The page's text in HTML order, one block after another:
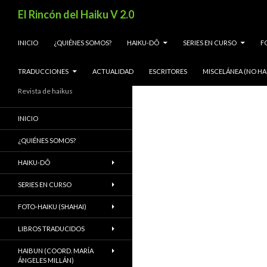
El Rincón del Haiku V 2.0
INICIO
¿QUIÉNES SOMOS? HAIKU-DÔ SERIES EN CURSO
TRADUCCIONES ACTUALIDAD ESCRITORES MISCELÁNEA (NO
Revista de haikus
INICIO
¿QUIÉNES SOMOS?
HAIKU-DÔ
SERIES EN CURSO
FOTO-HAIKU (SHAHAI)
LIBROS TRADUCIDOS
HAIBUN (COORD. MARÍA
ÁNGELES MILLÁN)